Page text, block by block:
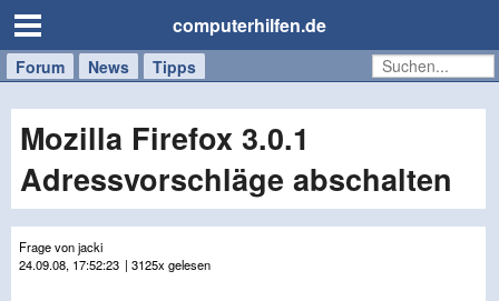
computerhilfen.de
Forum News Tipps
Handy
Tablet
Windows
Mac
Mozilla Firefox 3.0.1
Adressvorschläge abschalten
Frage von jacki
24.09.08, 17:52:23 | 3125x gelesen